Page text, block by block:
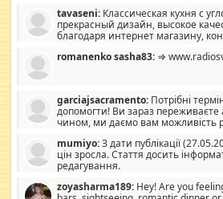
стандартные формы, в MebelOk,
со вкусом все в порядке, без ненужных
мебель, а это не последний фактор.
tavaseni: Классическая кухня с
прекрасный дизайн, высокое
благодаря интернет магазину,
romanenko sasha83: ⇒
garciajsacramento: Потрібні
допомогти! Ви зараз переживаєте
чином, ми даємо вам можливість
допомагати людям, які намагаються
заслуговує на другий шанс, і, оскільки
повинні приймати від інших. Для нас нема
витрат, а тільки узгоджених сум і нічого
mumiyo:З дати публікації
цін зросла. Стаття досить
редагування.
zoyasharma189: Hey! Are you